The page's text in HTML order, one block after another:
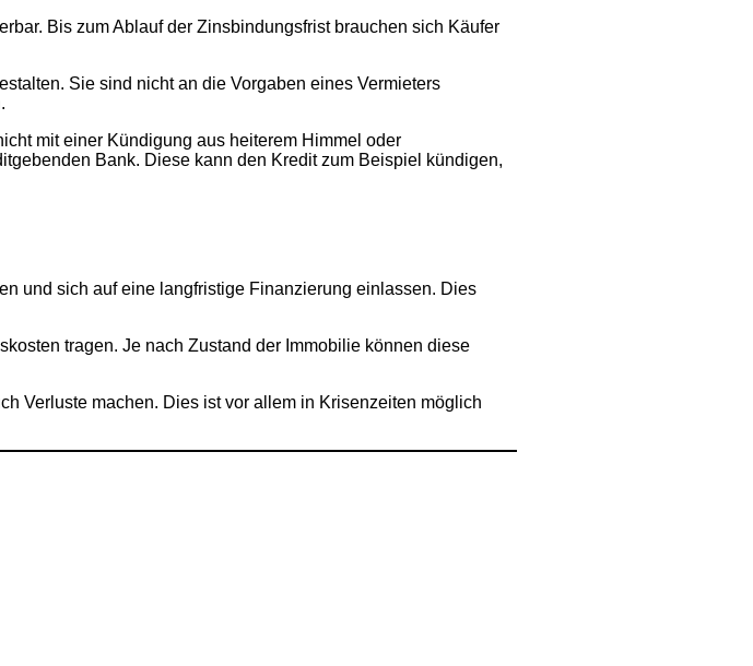
Bis zum Ablauf der Zinsbindungsfrist brauchen sich Käufer
Sie sind nicht an die Vorgaben eines Vermieters
mit einer Kündigung aus heiterem Himmel oder
Bank. Diese kann den Kredit zum Beispiel kündigen,
und sich auf eine langfristige Finanzierung einlassen. Dies
tragen. Je nach Zustand der Immobilie können diese
Verluste machen. Dies ist vor allem in Krisenzeiten möglich